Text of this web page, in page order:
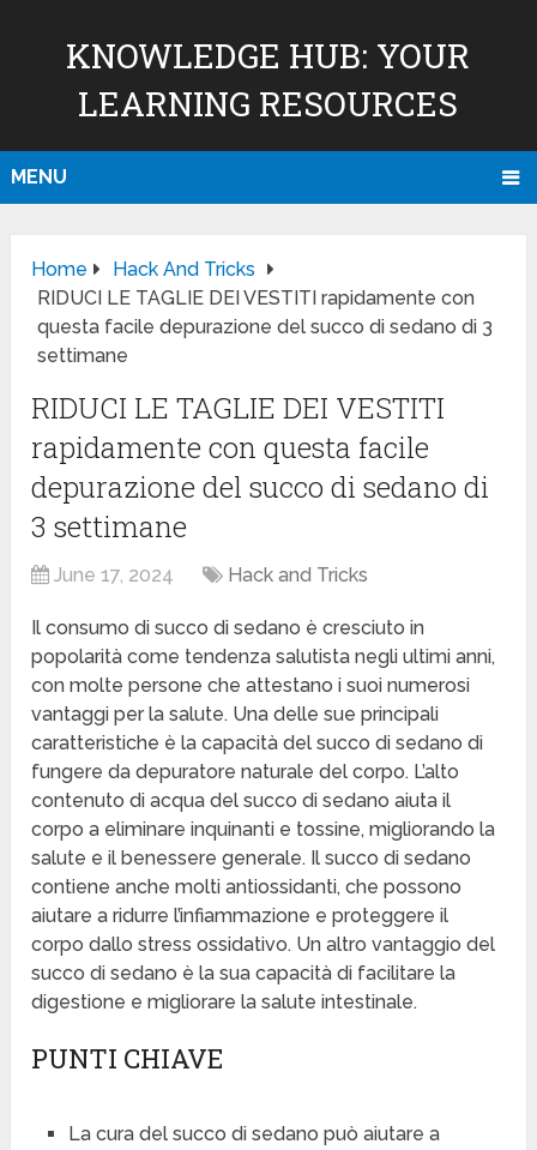
KNOWLEDGE HUB: YOUR
LEARNING RESOURCES
MENU
Home
Hack And Tricks
RIDUCI LE TAGLIE DEI VESTITI rapidamente con
questa facile depurazione del succo di sedano di 3
settimane
RIDUCI LE TAGLIE DEI VESTITI
rapidamente con questa facile
depurazione del succo di sedano di
3 settimane
June 17, 2024 Hack and Tricks
Il consumo di succo di sedano è cresciuto in
popolarità come tendenza salutista negli ultimi anni,
con molte persone che attestano i suoi numerosi
vantaggi per la salute. Una delle sue principali
caratteristiche è la capacità del succo di sedano di
fungere da depuratore naturale del corpo. L’alto
contenuto di acqua del succo di sedano aiuta il
corpo a eliminare inquinanti e tossine, migliorando la
salute e il benessere generale. Il succo di sedano
contiene anche molti antiossidanti, che possono
aiutare a ridurre l’infiammazione e proteggere il
corpo dallo stress ossidativo. Un altro vantaggio del
succo di sedano è la sua capacità di facilitare la
digestione e migliorare la salute intestinale.
PUNTI CHIAVE
La cura del succo di sedano può aiutare a